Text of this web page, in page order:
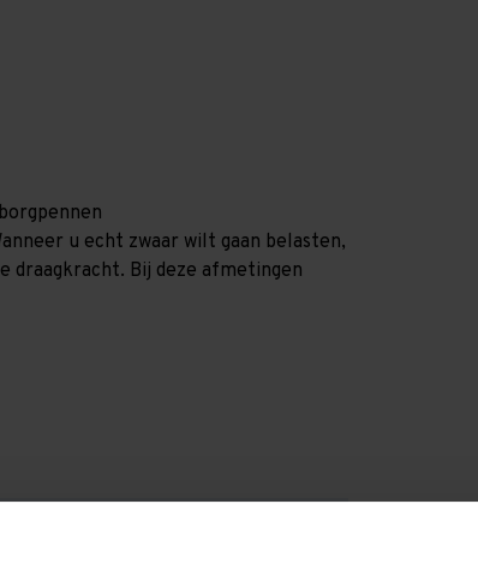
u echt zwaar wilt gaan belasten,
draagkracht. Bij deze afmetingen